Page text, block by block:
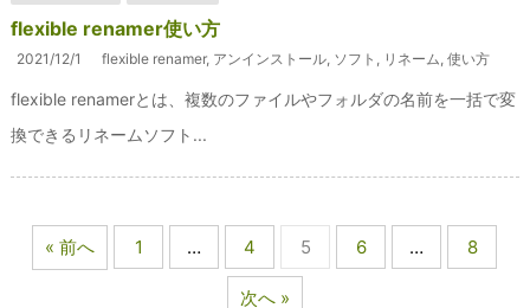
flexible renamer使い方
2021/12/1 flexible renamer, アンインストール, ソフト , リネーム, 使い方
flexible renamerとは、複数のファイルやフォルダの名前を一括で変
換できるリネームソフト...
« 前へ 1 … 4 5 6 … 8
次へ »